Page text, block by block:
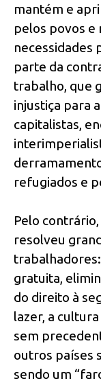
mantém e
pelos povos e
necessidades
parte da
trabalho, que
injustiça para
capitalistas,
refugiados e
Pelo
resolveu
gratuita,
do direito à
lazer, a
sem
outros países
sendo um